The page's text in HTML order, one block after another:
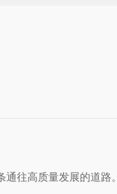
往高质量发展的道路。